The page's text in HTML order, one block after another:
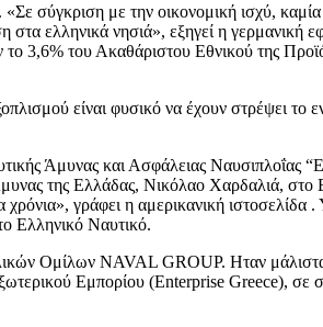
σύγκριση με την οικονομική ισχύ,
ελληνικά νησιά», εξηγεί η γερμανική
του Ακαθάριστου Εθνικού της
είναι φυσικό να έχουν στρέψει το
Άμυνας και Ασφάλειας Ναυσιπλοΐας
της Ελλάδας, Νικόλαο Χαρδαλιά, στο
χρόνια», γράφει η αμερικανική
Ελληνικό Ναυτικό.
Ομίλων NAVAL GROUP. Ηταν
Εμπορίου (Enterprise Greece),